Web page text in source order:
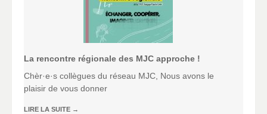
La rencontre régionale des MJC approche !
Chèr·e·s collègues du réseau MJC, Nous avons le
plaisir de vous donner
LIRE LA SUITE →